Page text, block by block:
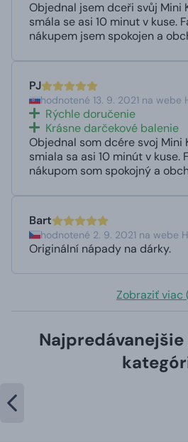
Objednal jsem dceři svůj Mini
smála se asi 10 minut v kuse.
nákupem jsem spokojen a
PJ
hodnotené 13. 9. 2021 na webe
Rýchle doručenie
Krásne darčekové balenie
Objednal som dcére svoj Mini
smiala sa asi 10 minút v kuse.
nákupom som spokojný a
Bart
hodnotené 2. 9. 2021 na webe
Originální nápady na dárky.
Zobraziť viac